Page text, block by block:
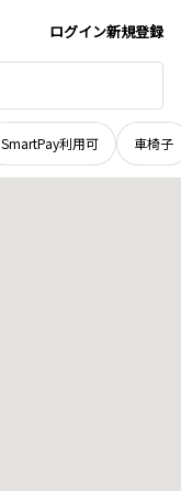
ログイン新規登録
SmartPay利用可 車椅子